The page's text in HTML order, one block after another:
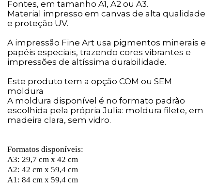
Fontes, em tamanho A1, A2 ou A3.
Material impresso em canvas de alta qualidade
e proteção UV.
A impressão Fine Art usa pigmentos minerais e
papéis especiais, trazendo cores vibrantes e
impressões de altíssima durabilidade.
Este produto tem a opção COM ou SEM
moldura
A moldura disponível é no formato padrão
escolhida pela própria Julia: moldura filete, em
madeira clara, sem vidro.
Formatos disponíveis:
A3: 29,7 cm x 42 cm
A2: 42 cm x 59,4 cm
A1: 84 cm x 59,4 cm